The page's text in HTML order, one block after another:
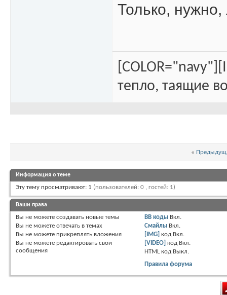
Только,
тепло, таящие
«
Информация о теме
Эту тему просматривают: 1 (пользователей: 0 , гостей: 1)
Ваши права
Вы не можете создавать новые темы
Вы не можете отвечать в темах
Вы не можете прикреплять вложения
Вы не можете редактировать свои
сообщения
BB коды Вкл.
Смайлы Вкл.
[IMG] код Вкл.
[VIDEO] код Вкл.
HTML код Выкл.
Правила форума